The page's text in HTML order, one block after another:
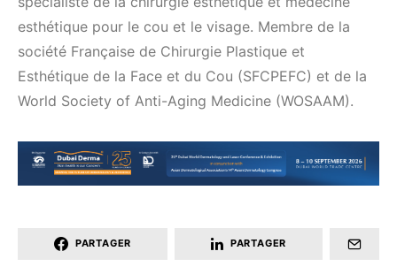
esthétique pour le cou et le visage. Membre de la
société Française de Chirurgie Plastique et
Esthétique de la Face et du Cou (SFCPEFC) et de la
World Society of Anti-Aging Medicine (WOSAAM).
PARTAGER PARTAGER